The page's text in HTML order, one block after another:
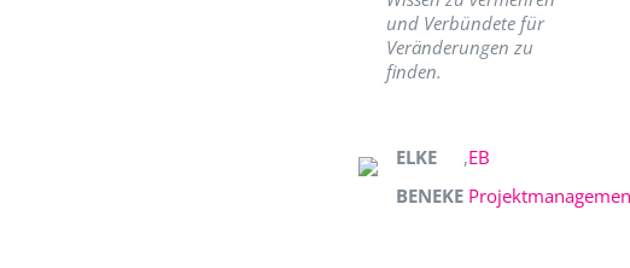
und Verbündete für
Veränderungen zu
finden.
ELKE
BENEKE
,EB